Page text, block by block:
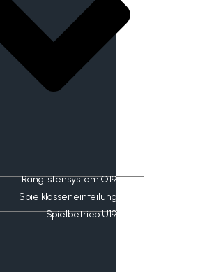
Ranglistensystem O19
Spielklasseneinteilung
Spielbetrieb U19